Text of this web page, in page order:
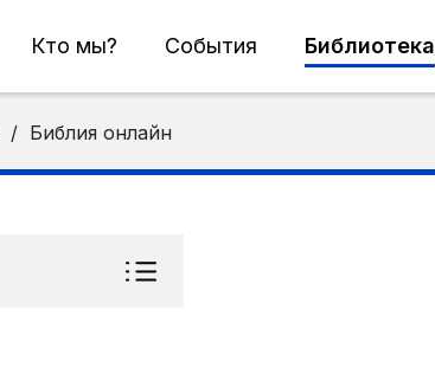
Кто мы? События Библиотека
/ Библия онлайн